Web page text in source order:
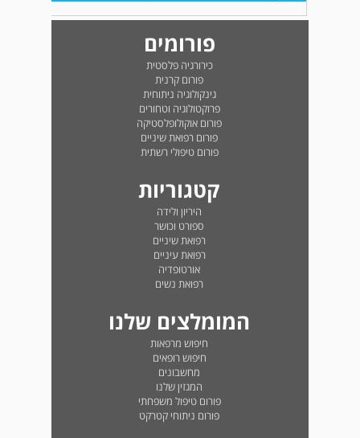
פורומים
כירורגיה פלסטית
פורום קרנית
גינקולוגיה ניתוחית
פרוקטולוגיה וטחורים
פורום אוקולופלסטיקה
פורום רפואת שיניים
פורום טיפולי רשתית
קטגוריות
היריון ולידה
ספורט וכושר
רפואת שיניים
רפואת עיניים
אורטופדיה
רפואת נשים
המומלצים שלנו
חיפוש מרפאות
חיפוש רופאים
מחשבונים
המגזין שלנו
פורום טיפול משפחתי
פורום ניתוחי קטרקט